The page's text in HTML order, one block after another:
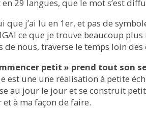
29 langues, que le mot s’est
que j’ai lu en 1er, et pas de
ce que je trouve beaucoup
de nous, traverse le temps loin
petit » prend tout son
est une une réalisation à petite
au jour le jour et se construit
à ma façon de faire.